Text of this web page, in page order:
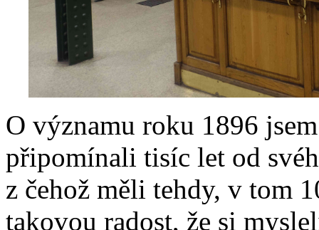
O významu roku 1896
připomínali tisíc let od
z čehož měli tehdy, v tom
takovou radost, že si